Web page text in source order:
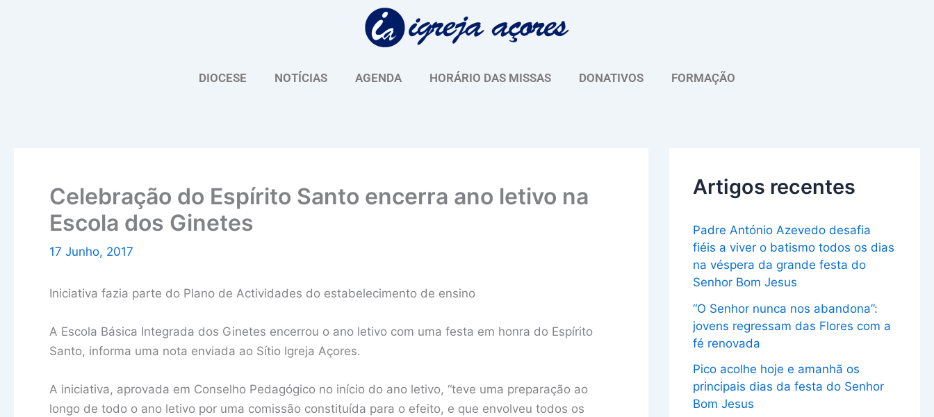
DIOCESE NOTÍCIAS AGENDA HORÁRIO DAS MISSAS DONATIVOS FORMAÇÃO
Celebração do Espírito Santo encerra ano letivo na
Escola dos Ginetes
17 Junho, 2017
Iniciativa fazia parte do Plano de Actividades do estabelecimento de ensino
A Escola Básica Integrada dos Ginetes encerrou o ano letivo com uma festa em honra do Espírito
Santo, informa uma nota enviada ao Sítio Igreja Açores.
A iniciativa, aprovada em Conselho Pedagógico no início do ano letivo, “teve uma preparação ao
longo de todo o ano letivo por uma comissão constituída para o efeito, e que envolveu todos os
Artigos recentes
Padre António Azevedo desafia
fiéis a viver o batismo todos os dias
na véspera da grande festa do
Senhor Bom Jesus
“O Senhor nunca nos abandona”:
jovens regressam das Flores com a
fé renovada
Pico acolhe hoje e amanhã os
principais dias da festa do Senhor
Bom Jesus
u